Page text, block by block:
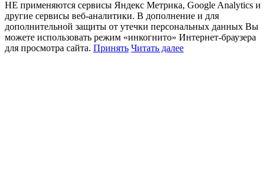
НЕ применяются сервисы Яндекс Метрика, Google Analytics и
другие сервисы веб-аналитики. В дополнение и для
дополнительной защиты от утечки персональных данных Вы
можете использовать режим «инкогнито» Интернет-браузера
для просмотра сайта. Принять Читать далее